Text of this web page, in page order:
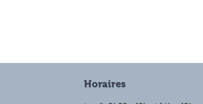
Horaires